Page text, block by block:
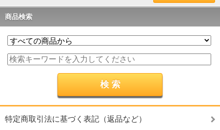
商品検索
特定商取引法に基づく表記（返品など）